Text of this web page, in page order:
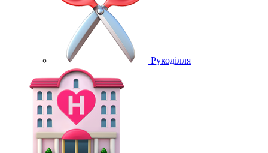
Рукоділля